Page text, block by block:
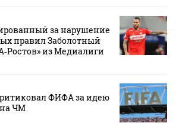
за нарушение
правил Заболотный
из Медиалиги
ФИФА за идею
ЧМ